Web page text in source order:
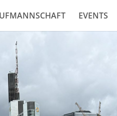
EVENTS